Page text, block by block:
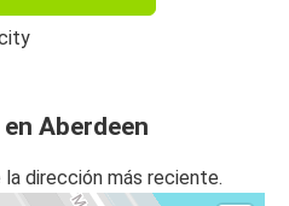
Glasgow
Glasgow
Aberdeen
dirección más reciente.